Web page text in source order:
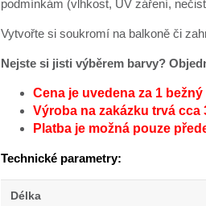
podmínkám (vlhkost, UV záření,
Vytvořte si soukromí na balkoně či
Nejste si jisti výběrem barvy?
Cena je uvedena za 1
Výroba na zakázku trvá cca
Platba je možná pouze
Technické parametry:
Délka